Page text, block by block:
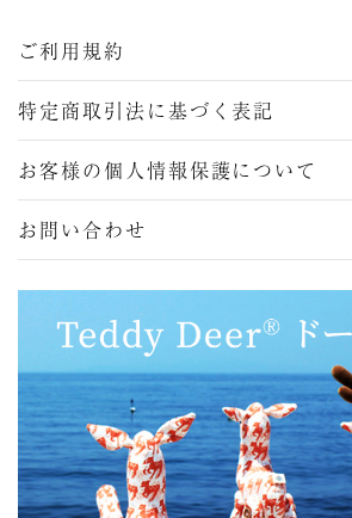
ご利用規約
特定商取引法に基づく表記
お客様の個人情報保護について
お問い合わせ